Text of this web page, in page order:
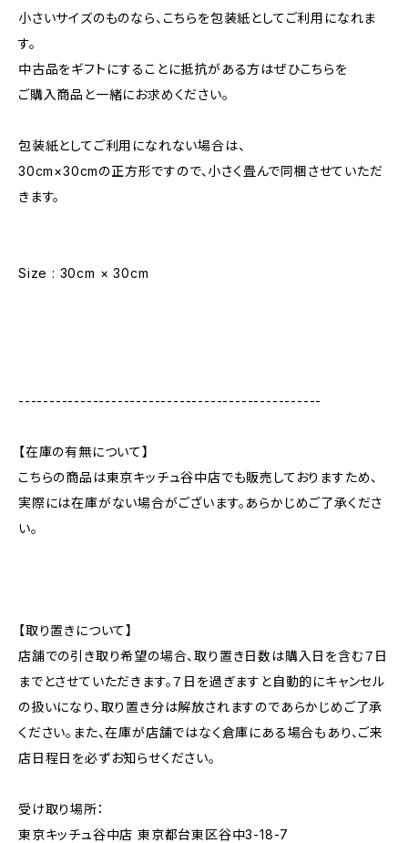
小さいサイズのものなら、こちらを包装紙としてご利用になれま
す。
中古品をギフトにすることに抵抗がある方はぜひこちらを
ご購入商品と一緒にお求めください。
包装紙としてご利用になれない場合は、
30cm×30cmの正方形ですので、小さく畳んで同梱させていただ
きます。
Size : 30cm × 30cm
-------------------------------------------------
【在庫の有無について】
こちらの商品は東京キッチュ谷中店でも販売しておりますため、
実際には在庫がない場合がございます。あらかじめご了承くださ
い。
【取り置きについて】
店舗での引き取り希望の場合、取り置き日数は購入日を含む７日
までとさせていただきます。７日を過ぎますと自動的にキャンセル
の扱いになり、取り置き分は解放されますのであらかじめご了承
ください。また、在庫が店舗ではなく倉庫にある場合もあり、ご来
店日程日を必ずお知らせください。
受け取り場所：
東京キッチュ谷中店 東京都台東区谷中3-18-7